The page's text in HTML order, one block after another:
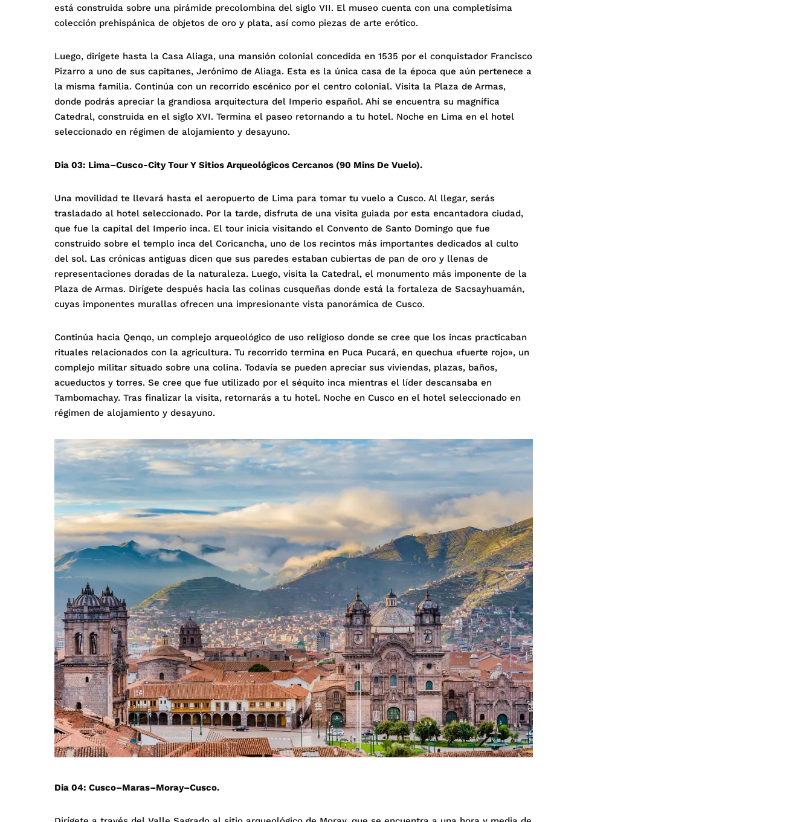
está construida sobre una pirámide precolombina del siglo VII. El museo cuenta con una completísima
colección prehispánica de objetos de oro y plata, así como piezas de arte erótico.
Luego, dirígete hasta la Casa Aliaga, una mansión colonial concedida en 1535 por el conquistador Francisco
Pizarro a uno de sus capitanes, Jerónimo de Aliaga. Esta es la única casa de la época que aún pertenece a
la misma familia. Continúa con un recorrido escénico por el centro colonial. Visita la Plaza de Armas,
donde podrás apreciar la grandiosa arquitectura del Imperio español. Ahí se encuentra su magnífica
Catedral, construida en el siglo XVI. Termina el paseo retornando a tu hotel. Noche en Lima en el hotel
seleccionado en régimen de alojamiento y desayuno.
Dia 03: Lima–Cusco-City Tour Y Sitios Arqueológicos Cercanos (90 Mins De Vuelo).
Una movilidad te llevará hasta el aeropuerto de Lima para tomar tu vuelo a Cusco. Al llegar, serás
trasladado al hotel seleccionado. Por la tarde, disfruta de una visita guiada por esta encantadora ciudad,
que fue la capital del Imperio inca. El tour inicia visitando el Convento de Santo Domingo que fue
construido sobre el templo inca del Coricancha, uno de los recintos más importantes dedicados al culto
del sol. Las crónicas antiguas dicen que sus paredes estaban cubiertas de pan de oro y llenas de
representaciones doradas de la naturaleza. Luego, visita la Catedral, el monumento más imponente de la
Plaza de Armas. Dirígete después hacia las colinas cusqueñas donde está la fortaleza de Sacsayhuamán,
cuyas imponentes murallas ofrecen una impresionante vista panorámica de Cusco.
Continúa hacia Qenqo, un complejo arqueológico de uso religioso donde se cree que los incas practicaban
rituales relacionados con la agricultura. Tu recorrido termina en Puca Pucará, en quechua «fuerte rojo», un
complejo militar situado sobre una colina. Todavía se pueden apreciar sus viviendas, plazas, baños,
acueductos y torres. Se cree que fue utilizado por el séquito inca mientras el líder descansaba en
Tambomachay. Tras finalizar la visita, retornarás a tu hotel. Noche en Cusco en el hotel seleccionado en
régimen de alojamiento y desayuno.
Dia 04: Cusco–Maras–Moray–Cusco.